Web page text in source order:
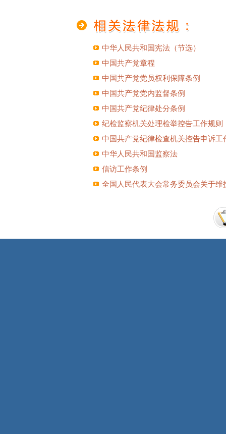
中华人民共和国宪法（节选）
中国共产党章程
中国共产党党员权利保障条例
中国共产党党内监督条例
中国共产党纪律处分条例
纪检监察机关处理检举控告工作规则
中国共产党纪律检查机关控告申诉工
中华人民共和国监察法
信访工作条例
全国人民代表大会常务委员会关于维